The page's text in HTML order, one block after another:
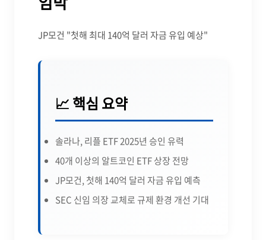
JP모건 "첫해 최대 140억 달러 자금 유입 예상"
📈 핵심 요약
솔라나, 리플 ETF 2025년 승인 유력
40개 이상의 알트코인 ETF 상장 전망
JP모건, 첫해 140억 달러 자금 유입 예측
SEC 신임 의장 교체로 규제 환경 개선 기대